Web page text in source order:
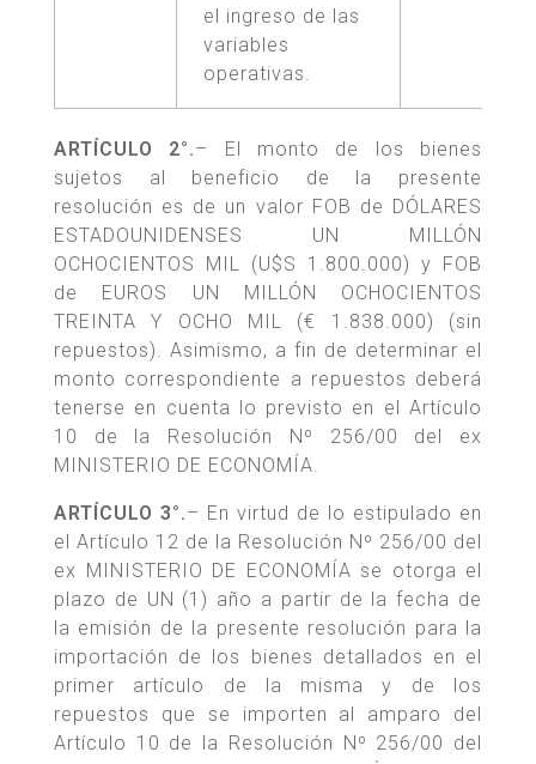
el ingreso de las
variables
operativas.
ARTÍCULO 2°.– El monto de los bienes
sujetos al beneficio de la presente
resolución es de un valor FOB de DÓLARES
ESTADOUNIDENSES UN MILLÓN
OCHOCIENTOS MIL (U$S 1.800.000) y FOB
de EUROS UN MILLÓN OCHOCIENTOS
TREINTA Y OCHO MIL (€ 1.838.000) (sin
repuestos). Asimismo, a fin de determinar el
monto correspondiente a repuestos deberá
tenerse en cuenta lo previsto en el Artículo
10 de la Resolución Nº 256/00 del ex
MINISTERIO DE ECONOMÍA.
ARTÍCULO 3°.– En virtud de lo estipulado en
el Artículo 12 de la Resolución Nº 256/00 del
ex MINISTERIO DE ECONOMÍA se otorga el
plazo de UN (1) año a partir de la fecha de
la emisión de la presente resolución para la
importación de los bienes detallados en el
primer artículo de la misma y de los
repuestos que se importen al amparo del
Artículo 10 de la Resolución Nº 256/00 del